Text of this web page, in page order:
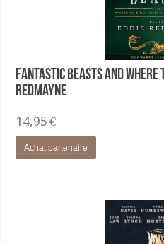
Fantastic Beasts and Where
Redmayne
14,95 €
Achat partenaire